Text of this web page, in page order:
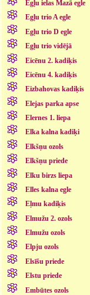
Egļu ielas Mazā egle
Egļu trio A egle
Egļu trio D egle
Egļu trio vidējā
Eicēnu 2. kadiķis
Eicēnu 4. kadiķis
Eizbahovas kadiķis
Elejas parka apse
Elernes 1. liepa
Elka kalna kadiķi
Elkšņu ozols
Elkšņu priede
Elku birzs liepa
Elles kalna egle
Eļmu kadiķis
Elmužu 2. ozols
Elmužu ozols
Elpju ozols
Elsīšu priede
Elstu priede
Embūtes ozols